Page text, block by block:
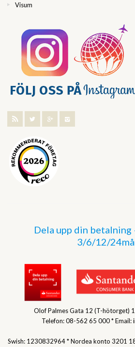
Visum
Dela upp din
3/6/12/
Olof Palmes Gata 12 (T-hötorget)
Telefon: 08-562 65 000 * Email:
Swish: 1230832964 * Nordea konto 3201